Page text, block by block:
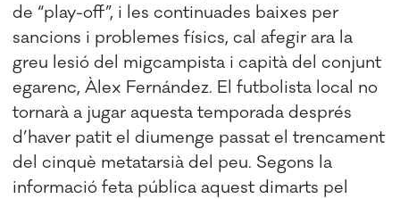
de “play-off”, i les continuades baixes per
sancions i problemes físics, cal afegir ara la
greu lesió del migcampista i capità del conjunt
egarenc, Àlex Fernández. El futbolista local no
tornarà a jugar aquesta temporada després
d’haver patit el diumenge passat el trencament
del cinquè metatarsià del peu. Segons la
informació feta pública aquest dimarts pel